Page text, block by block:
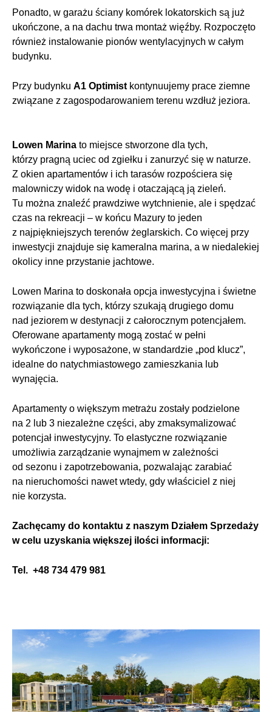
Ponadto, w garażu ściany komórek lokatorskich są już
ukończone, a na dachu trwa montaż więźby. Rozpoczęto
również instalowanie pionów wentylacyjnych w całym
budynku.
Przy budynku A1 Optimist kontynuujemy prace ziemne
związane z zagospodarowaniem terenu wzdłuż jeziora.
Lowen Marina to miejsce stworzone dla tych,
którzy pragną uciec od zgiełku i zanurzyć się w naturze.
Z okien apartamentów i ich tarasów rozpościera się
malowniczy widok na wodę i otaczającą ją zieleń.
Tu można znaleźć prawdziwe wytchnienie, ale i spędzać
czas na rekreacji – w końcu Mazury to jeden
z najpiękniejszych terenów żeglarskich. Co więcej przy
inwestycji znajduje się kameralna marina, a w niedalekiej
okolicy inne przystanie jachtowe.
Lowen Marina to doskonała opcja inwestycyjna i świetne
rozwiązanie dla tych, którzy szukają drugiego domu
nad jeziorem w destynacji z całorocznym potencjałem.
Oferowane apartamenty mogą zostać w pełni
wykończone i wyposażone, w standardzie „pod klucz”,
idealne do natychmiastowego zamieszkania lub
wynajęcia.
Apartamenty o większym metrażu zostały podzielone
na 2 lub 3 niezależne części, aby zmaksymalizować
potencjał inwestycyjny. To elastyczne rozwiązanie
umożliwia zarządzanie wynajmem w zależności
od sezonu i zapotrzebowania, pozwalając zarabiać
na nieruchomości nawet wtedy, gdy właściciel z niej
nie korzysta.
Zachęcamy do kontaktu z naszym Działem Sprzedaży
w celu uzyskania większej ilości informacji:
Tel. +48 734 479 981